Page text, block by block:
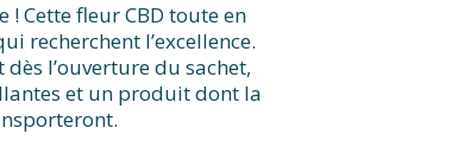
! Cette fleur CBD toute en
recherchent l’excellence.
l’ouverture du sachet,
et un produit dont la